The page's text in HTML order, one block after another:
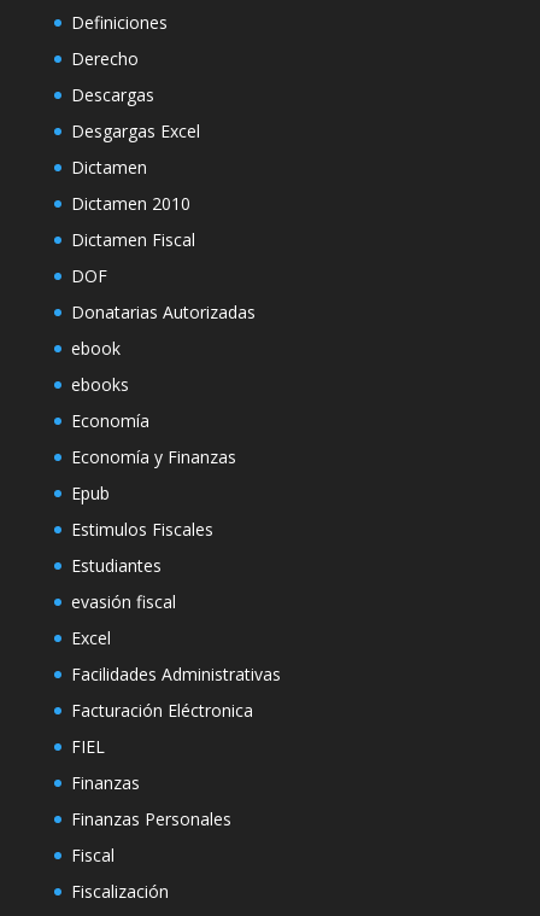
Definiciones
Derecho
Descargas
Desgargas Excel
Dictamen
Dictamen 2010
Dictamen Fiscal
DOF
Donatarias Autorizadas
ebook
ebooks
Economía
Economía y Finanzas
Epub
Estimulos Fiscales
Estudiantes
evasión fiscal
Excel
Facilidades Administrativas
Facturación Eléctronica
FIEL
Finanzas
Finanzas Personales
Fiscal
Fiscalización